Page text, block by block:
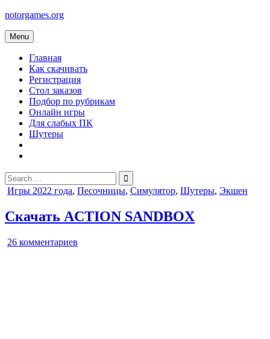
Skip
content
notorgames.org
Menu
Главная
Как скачивать
Регистрация
Стол заказов
Подбор по рубрикам
Онлайн игры
Для слабых ПК
Шутеры
Search
for:
Posted
Игры 2022 года, Песочницы, Симулятор, Шутеры, Экшен
Скачать ACTION SANDBOX
26 комментариев